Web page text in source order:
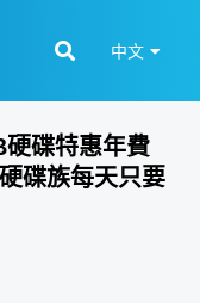
中文
碟特惠年費
碟族每天只要